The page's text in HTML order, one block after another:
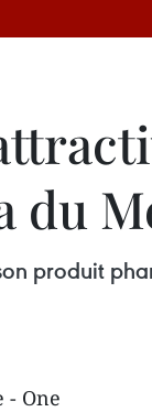
du
produit
- One